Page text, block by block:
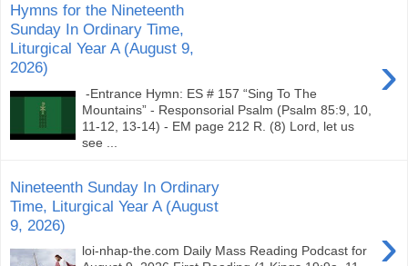
Hymns for the Nineteenth
Sunday In Ordinary Time,
Liturgical Year A (August 9,
2026)
›
-Entrance Hymn: ES # 157 “Sing To The
Mountains” - Responsorial Psalm (Psalm 85:9, 10,
11-12, 13-14) - EM page 212 R. (8) Lord, let us
see ...
Nineteenth Sunday In Ordinary
Time, Liturgical Year A (August
9, 2026)
›
loi-nhap-the.com Daily Mass Reading Podcast for